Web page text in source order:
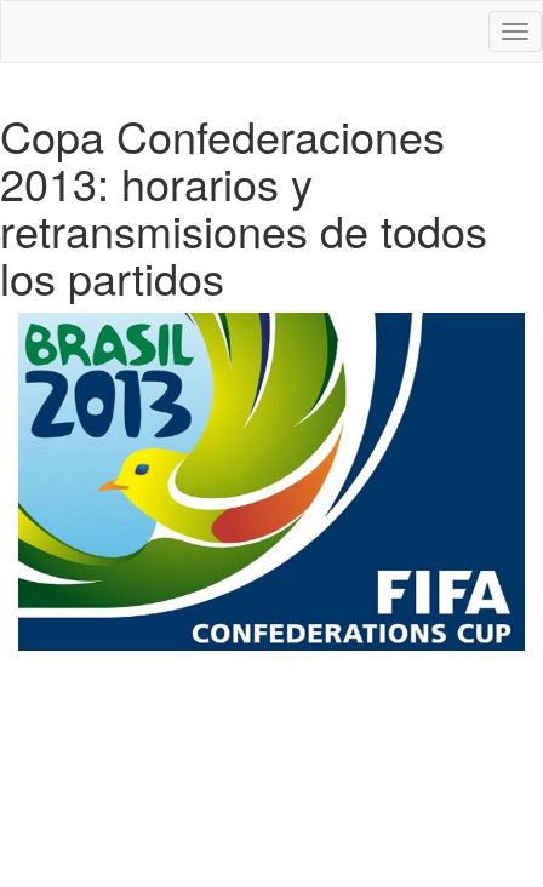
Copa Confederaciones
2013: horarios y
retransmisiones de todos
los partidos